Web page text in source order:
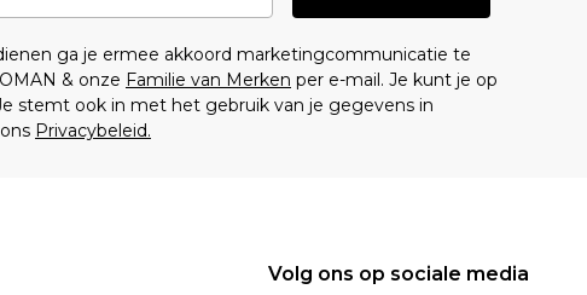
ga je ermee akkoord marketingcommunicatie te
& onze Familie van Merken per e-mail. Je kunt je op
stemt ook in met het gebruik van je gegevens in
Privacybeleid.
Volg ons op sociale media